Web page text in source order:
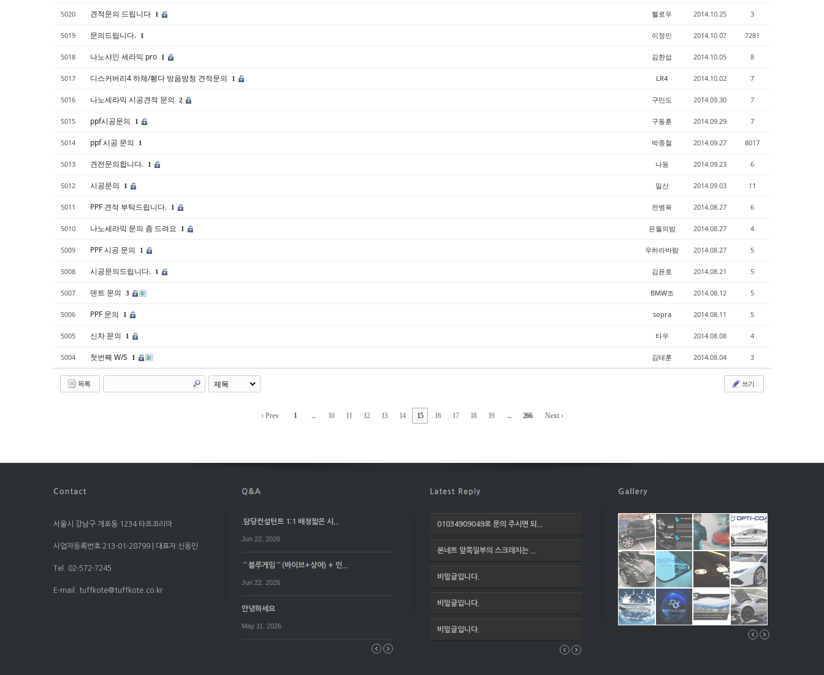
5020 견적문의 드립니다 1 헬로우 2014.10.25 3
5019 문의드립니다. 1 이정민 2014.10.07 7281
5018 나노샤인 세라믹 pro 1 김한섭 2014.10.05 8
5017 디스커버리4 하체/휀다 방음방청 견적문의 1 LR4 2014.10.02 7
5016 나노세라믹 시공견적 문의 2 구민도 2014.09.30 7
5015 ppf시공문의 1 구동훈 2014.09.29 7
5014 ppf 시공 문의 1 박종철 2014.09.27 8017
5013 견전문의합니다. 1 나동 2014.09.23 6
5012 시공문의 1 일산 2014.09.03 11
5011 PPF 견적 부탁드립니다. 1 전병욱 2014.08.27 6
5010 나노세라믹 문의 좀 드려요 1 은월의밤 2014.08.27 4
5009 PPF 시공 문의 1 우하라바람 2014.08.27 5
5008 시공문의드립니다. 1 김윤호 2014.08.21 5
5007 덴트 문의 3 BMW조 2014.08.12 5
5006 PPF 문의 1 sopra 2014.08.11 5
5005 신차 문의 1 타우 2014.08.08 4
5004 첫번째 W/S 1 김태훈 2014.08.04 3
목록 쓰기
‹ Prev 1 ... 10 11 12 13 14 15 16 17 18 19 ... 266 Next ›
서울시 강남구 개포동 1234 타프코리아
사업자등록번호:213-01-28799 | 대표자:신동민
Tel. 02-572-7245
E-mail. tuffkote@tuffkote.co.kr
.담당컨설턴트 1:1 배정짧은 시...
Jun 22. 2026
⌒블루게임⌒(바이브+상어) + 인...
Jun 22. 2026
안녕하세요
May 11. 2026
01034909049로 문의 주시면 되...
본네트 앞쪽일부의 스크래치는 ...
비밀글입니다.
비밀글입니다.
비밀글입니다.